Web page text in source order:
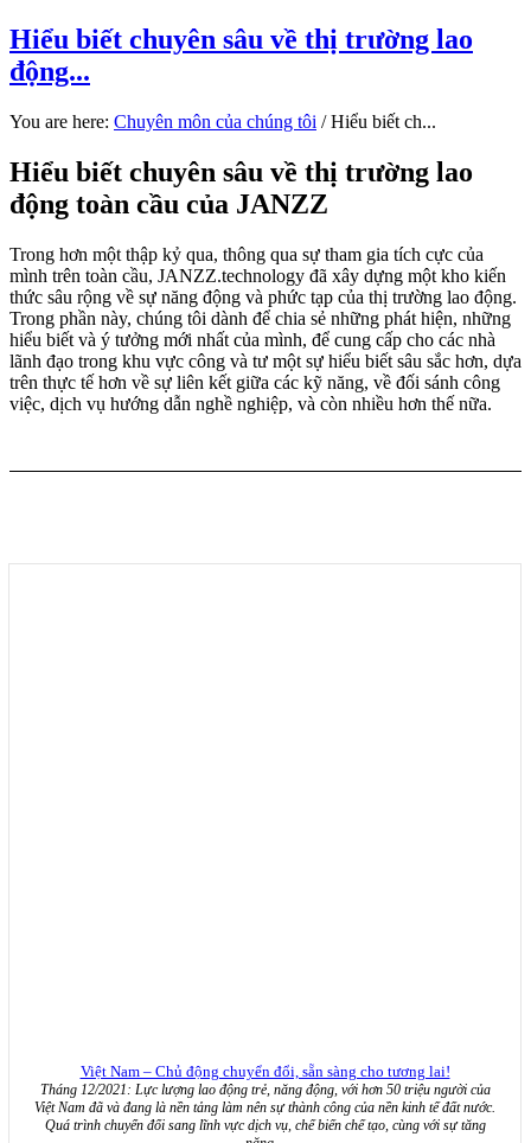
Hiểu biết chuyên sâu về thị trường lao
động...
You are here: Chuyên môn của chúng tôi / Hiểu biết ch...
Hiểu biết chuyên sâu về thị trường lao
động toàn cầu của JANZZ
Trong hơn một thập kỷ qua, thông qua sự tham gia tích cực của
mình trên toàn cầu, JANZZ.technology đã xây dựng một kho kiến
thức sâu rộng về sự năng động và phức tạp của thị trường lao động.
Trong phần này, chúng tôi dành để chia sẻ những phát hiện, những
hiểu biết và ý tưởng mới nhất của mình, để cung cấp cho các nhà
lãnh đạo trong khu vực công và tư một sự hiểu biết sâu sắc hơn, dựa
trên thực tế hơn về sự liên kết giữa các kỹ năng, về đối sánh công
việc, dịch vụ hướng dẫn nghề nghiệp, và còn nhiều hơn thế nữa.
Việt Nam – Chủ động chuyển đổi, sẵn sàng cho tương lai!
Tháng 12/2021: Lực lượng lao động trẻ, năng động, với hơn 50 triệu người của
Việt Nam đã và đang là nền tảng làm nên sự thành công của nền kinh tế đất nước.
Quá trình chuyển đổi sang lĩnh vực dịch vụ, chế biến chế tạo, cùng với sự tăng